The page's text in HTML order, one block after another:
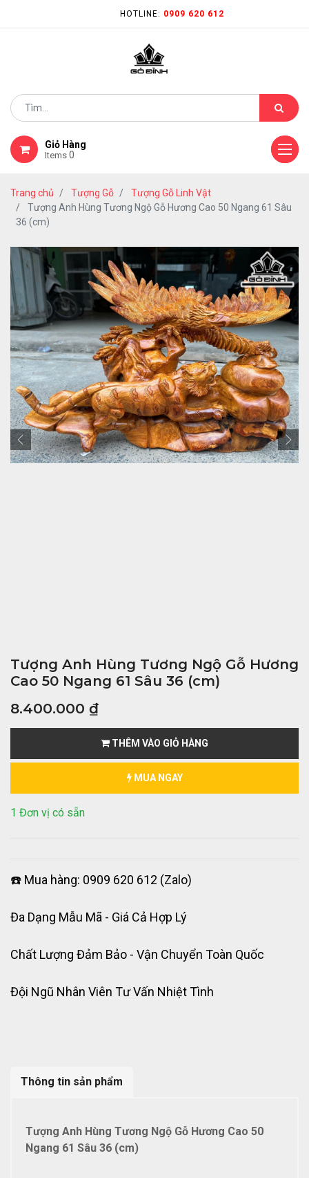
HOTLINE: 0909 620 612
Giỏ Hàng
Items 0
Trang chủ Tượng Gỗ
Tượng Gỗ Linh Vật
Tượng Anh Hùng Tương Ngộ Gỗ Hương Cao 50 Ngang 61 Sâu
36 (cm)
Tượng Anh Hùng Tương Ngộ Gỗ Hương
Cao 50 Ngang 61 Sâu 36 (cm)
8.400.000 ₫
THÊM VÀO GIỎ HÀNG
MUA NGAY
1 Đơn vị có sẵn
☎️ Mua hàng: 0909 620 612 (Zalo)
Đa Dạng Mẫu Mã - Giá Cả Hợp Lý
Chất Lượng Đảm Bảo - Vận Chuyển Toàn Quốc
Đội Ngũ Nhân Viên Tư Vấn Nhiệt Tình
Thông tin sản phẩm
Tượng Anh Hùng Tương Ngộ Gỗ Hương Cao 50
Ngang 61 Sâu 36 (cm)